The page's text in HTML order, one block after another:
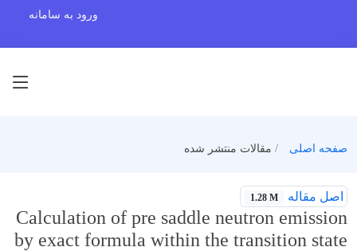
ورود به سامانه
صفحه اصلی مقالات منتشر شده
اصل مقاله 1.28 M
Calculation of pre saddle neutron emission
by exact formula within the transition state